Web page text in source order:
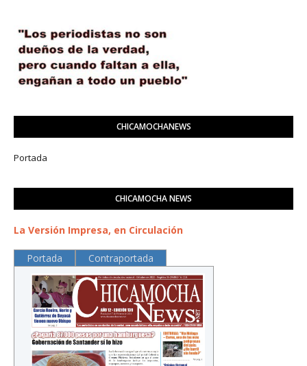
CHICAMOCHANEWS
Portada
CHICAMOCHA NEWS
La Versión Impresa, en Circulación
Portada Contraportada